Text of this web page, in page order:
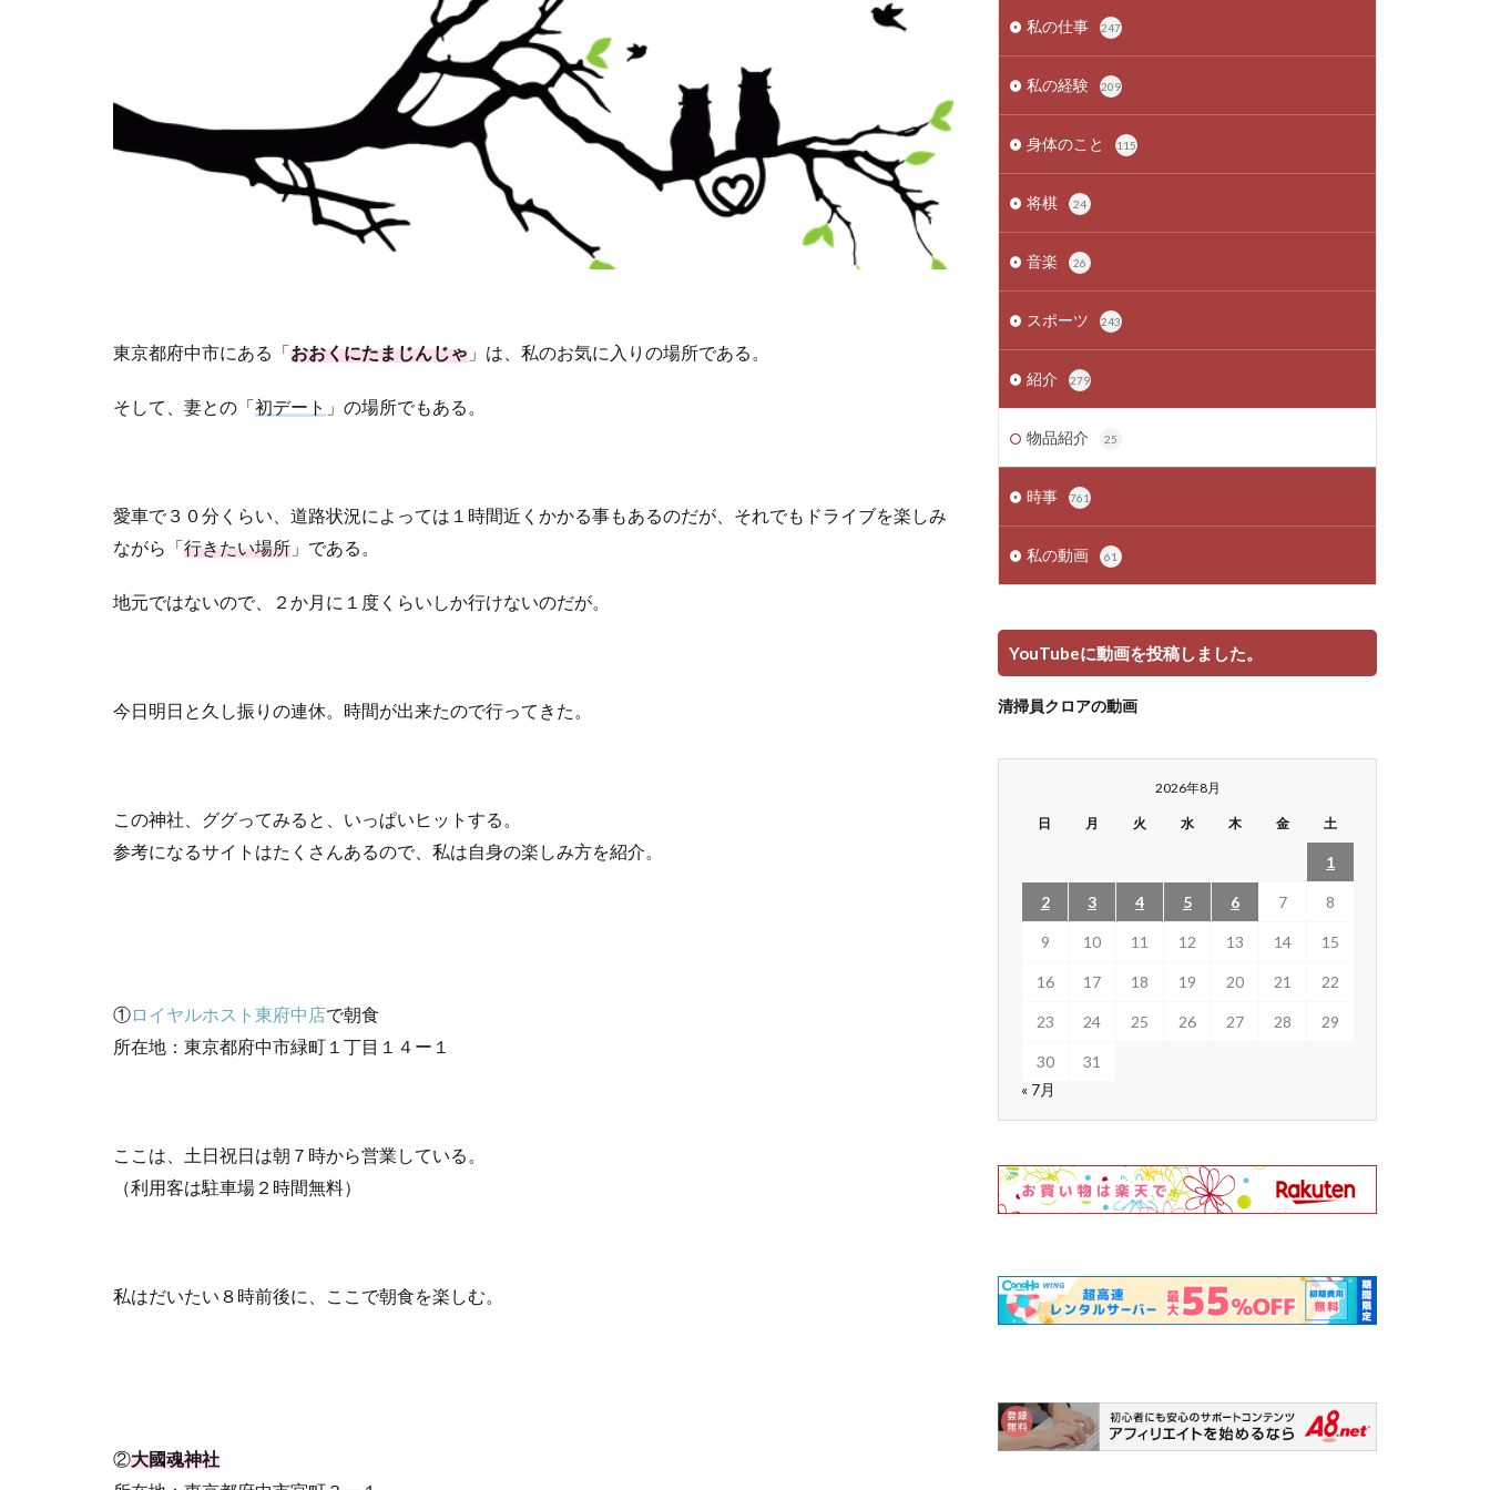
東京都府中市にある「おおくにたまじんじゃ 」は、私のお気に入りの場所である。
そして、妻との「初デート 」の場所でもある。
愛車で３０分くらい、道路状況によっては１時間近くかかる事もあるのだが、それでもドライブを楽しみ
ながら「行きたい場所 」である。
地元ではないので、２か月に１度くらいしか行けないのだが。
今日明日と久し振りの連休。時間が出来たので行ってきた。
この神社、ググってみると、いっぱいヒットする。
参考になるサイトはたくさんあるので、私は自身の楽しみ方を紹介。
①ロイヤルホスト東府中店で朝食
所在地：東京都府中市緑町１丁目１４ー１
ここは、土日祝日は朝７時から営業している。
（利用客は駐車場２時間無料）
私はだいたい８時前後に、ここで朝食を楽しむ。
②大國魂神社
私の仕事 247
私の経験 209
身体のこと 115
将棋 24
音楽 26
スポーツ 243
紹介 279
物品紹介 25
時事 761
私の動画 61
YouTubeに動画を投稿しました。
清掃員クロアの動画
2026年8月
日 月 火 水 木 金 土
1
2 3 4 5 6 7 8
9 10 11 12 13 14 15
16 17 18 19 20 21 22
23 24 25 26 27 28 29
30
31
« 7月